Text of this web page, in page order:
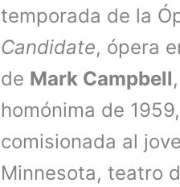
temporada de la
Candidate, ópera
de Mark Campbell
homónima de
comisionada al
Minnesota, teatro